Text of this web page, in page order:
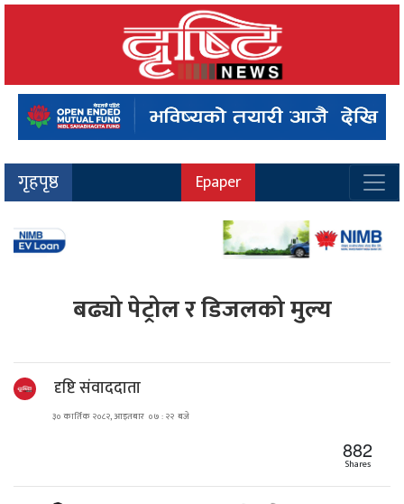
गृहपृष्ठ Epaper
बढ्यो पेट्रोल र डिजलको मुल्य
दृष्टि संवाददाता
३० कार्तिक २०८२, आइतबार ०७ : २२ बजे
882
Shares